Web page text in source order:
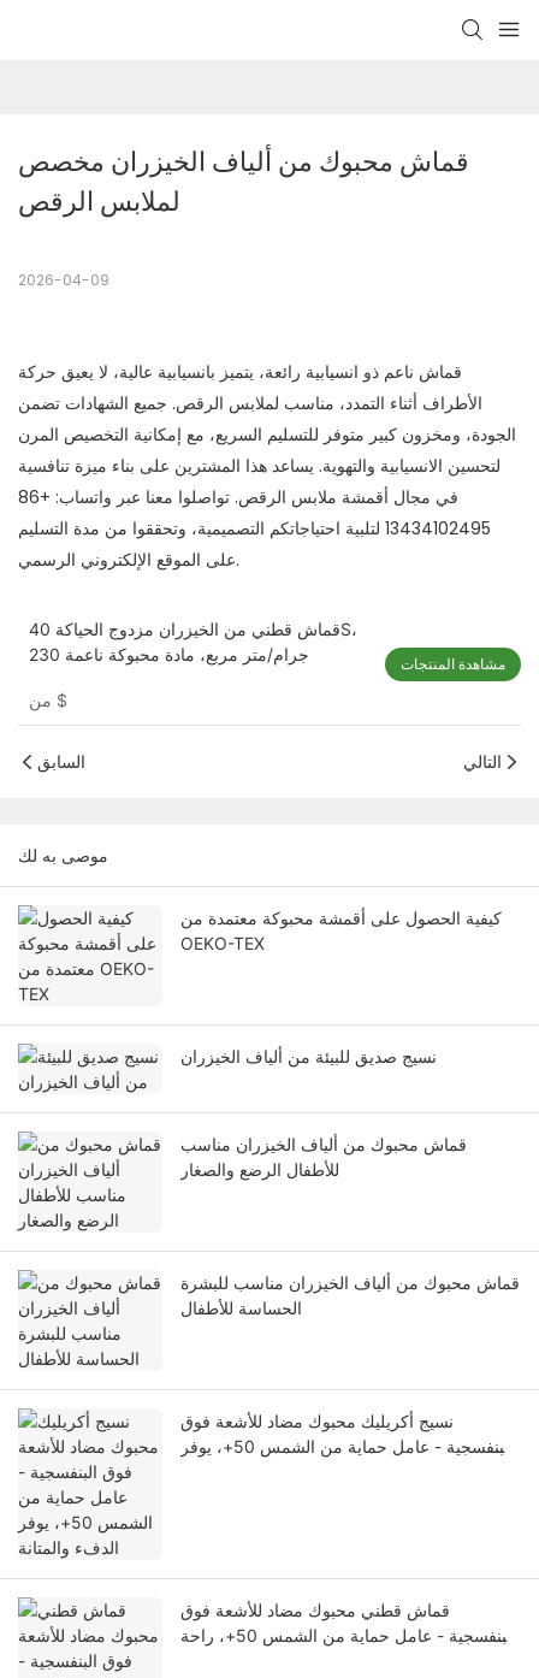
قماش محبوك من ألياف الخيزران مخصص
لملابس الرقص
2026-04-09
قماش ناعم ذو انسيابية رائعة، يتميز بانسيابية عالية، لا يعيق حركة
الأطراف أثناء التمدد، مناسب لملابس الرقص. جميع الشهادات تضمن
الجودة، ومخزون كبير متوفر للتسليم السريع، مع إمكانية التخصيص المرن
لتحسين الانسيابية والتهوية. يساعد هذا المشترين على بناء ميزة تنافسية
في مجال أقمشة ملابس الرقص. تواصلوا معنا عبر واتساب: +86
13434102495 لتلبية احتياجاتكم التصميمية، وتحققوا من مدة التسليم
على الموقع الإلكتروني الرسمي.
قماش قطني من الخيزران مزدوج الحياكة 40S،
230 جرام/متر مربع، مادة محبوكة ناعمة
$
مشاهدة المنتجات
السابق التالي
موصى به لك
كيفية الحصول على أقمشة محبوكة معتمدة من
OEKO-TEX
نسيج صديق للبيئة من ألياف الخيزران
قماش محبوك من ألياف الخيزران مناسب
للأطفال الرضع والصغار
قماش محبوك من ألياف الخيزران مناسب للبشرة
الحساسة للأطفال
نسيج أكريليك محبوك مضاد للأشعة فوق
البنفسجية - عامل حماية من الشمس 50+، يوفر
قماش قطني محبوك مضاد للأشعة فوق
البنفسجية - عامل حماية من الشمس 50+، راحة